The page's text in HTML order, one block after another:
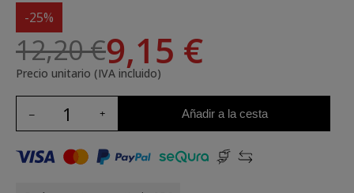
-25%
12,20 €9,15 €
Precio unitario (IVA incluido)
Añadir a la cesta